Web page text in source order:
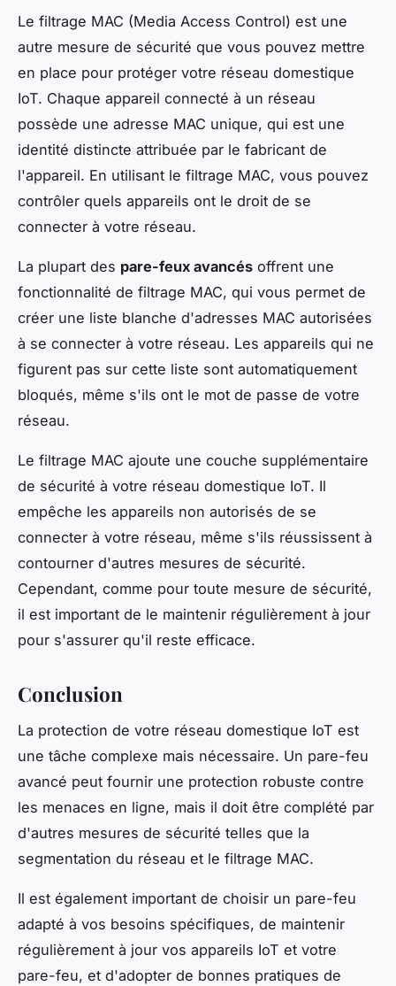
Le filtrage MAC (Media Access Control) est une
autre mesure de sécurité que vous pouvez mettre
en place pour protéger votre réseau domestique
IoT. Chaque appareil connecté à un réseau
possède une adresse MAC unique, qui est une
identité distincte attribuée par le fabricant de
l'appareil. En utilisant le filtrage MAC, vous pouvez
contrôler quels appareils ont le droit de se
connecter à votre réseau.
La plupart des pare-feux avancés offrent une
fonctionnalité de filtrage MAC, qui vous permet de
créer une liste blanche d'adresses MAC autorisées
à se connecter à votre réseau. Les appareils qui ne
figurent pas sur cette liste sont automatiquement
bloqués, même s'ils ont le mot de passe de votre
réseau.
Le filtrage MAC ajoute une couche supplémentaire
de sécurité à votre réseau domestique IoT. Il
empêche les appareils non autorisés de se
connecter à votre réseau, même s'ils réussissent à
contourner d'autres mesures de sécurité.
Cependant, comme pour toute mesure de sécurité,
il est important de le maintenir régulièrement à jour
pour s'assurer qu'il reste efficace.
Conclusion
La protection de votre réseau domestique IoT est
une tâche complexe mais nécessaire. Un pare-feu
avancé peut fournir une protection robuste contre
les menaces en ligne, mais il doit être complété par
d'autres mesures de sécurité telles que la
segmentation du réseau et le filtrage MAC.
Il est également important de choisir un pare-feu
adapté à vos besoins spécifiques, de maintenir
régulièrement à jour vos appareils IoT et votre
pare-feu, et d'adopter de bonnes pratiques de